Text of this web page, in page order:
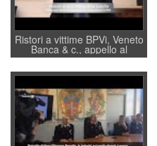
Ristori a vittime BPVi, Veneto
Banca & c., appello al
sottosegretario Alessio
Villarosa: per mettere ordine
convochi con Di Maio CNCU
a supporto della cabina di
regia al Mef